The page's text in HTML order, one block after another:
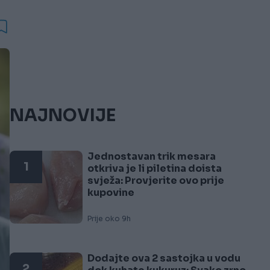
NAJNOVIJE
1
Jednostavan trik mesara
otkriva je li piletina doista
svježa: Provjerite ovo prije
kupovine
Prije oko 9h
Dodajte ova 2 sastojka u vodu